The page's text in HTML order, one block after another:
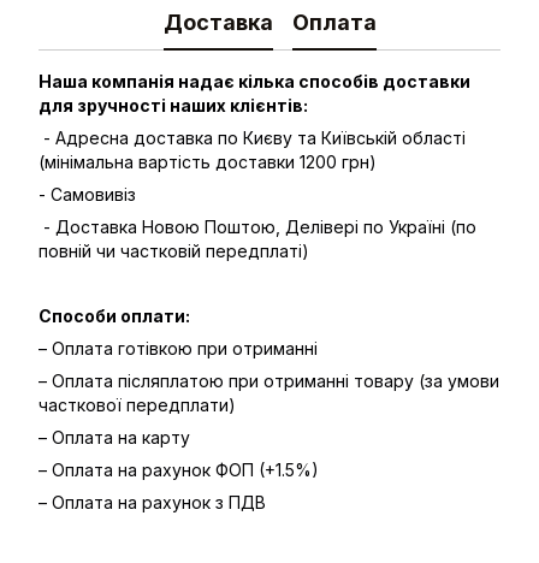
Доставка Оплата
Наша компанія надає кілька способів доставки
для зручності наших клієнтів:
- Адресна доставка по Києву та Київській області
(мінімальна вартість доставки 1200 грн)
- Самовивіз
- Доставка Новою Поштою, Делівері по Україні (по
повній чи частковій передплаті)
Способи оплати:
– Оплата готівкою при отриманні
– Оплата післяплатою при отриманні товару (за умови
часткової передплати)
– Оплата на карту
– Оплата на рахунок ФОП (+1.5%)
– Оплата на рахунок з ПДВ